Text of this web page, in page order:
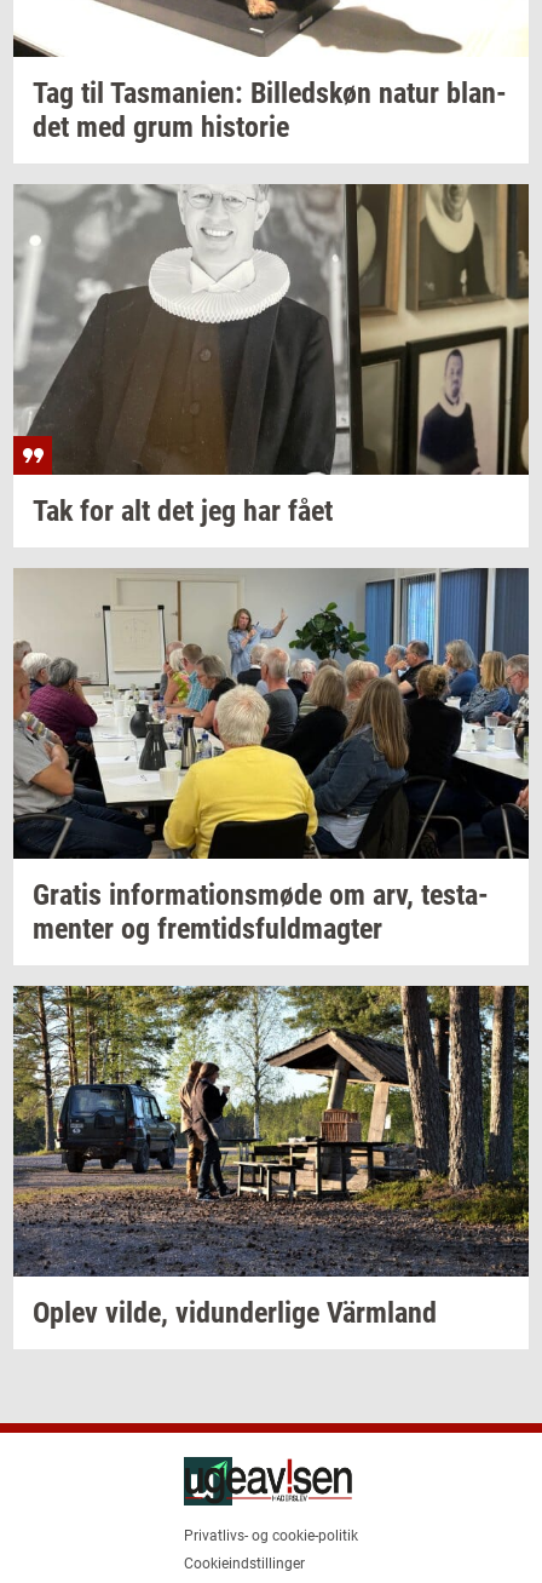
Tag til Tas­ma­ni­en: Bil­leds­køn natur blan­
det med grum hi­sto­rie
Tak for alt det jeg har fået
Gra­tis in­for­ma­tions­mø­de om arv, te­sta­
men­ter og frem­tids­fuld­mag­ter
Oplev vilde, vi­dun­der­li­ge Värmland
Privatlivs- og cookie-politik
Cookieindstillinger